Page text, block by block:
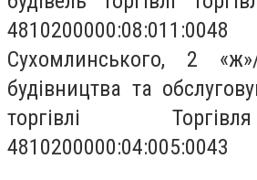
Сухомлинського, 2
будівництва та
торгівлі
4810200000:04:005:0043